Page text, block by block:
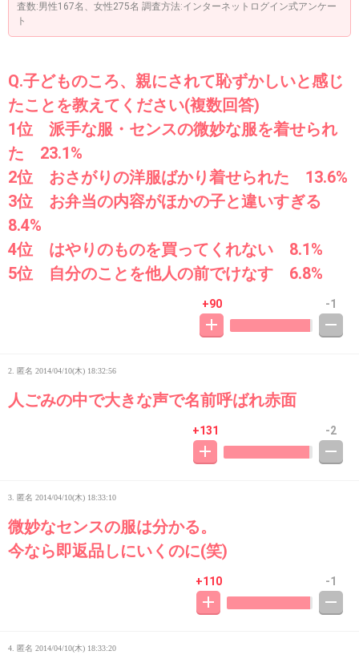
査数:男性167名、女性275名 調査方法:インターネットログイン式アンケー
ト
Q.子どものころ、親にされて恥ずかしいと感じ
たことを教えてください(複数回答)
1位 派手な服・センスの微妙な服を着せられ
た 23.1%
2位 おさがりの洋服ばかり着せられた 13.6%
3位 お弁当の内容がほかの子と違いすぎる
8.4%
4位 はやりのものを買ってくれない 8.1%
5位 自分のことを他人の前でけなす 6.8%
+90 -1
2. 匿名 2014/04/10(木) 18:32:56
人ごみの中で大きな声で名前呼ばれ赤面
+131 -2
3. 匿名 2014/04/10(木) 18:33:10
微妙なセンスの服は分かる。
今なら即返品しにいくのに(笑)
+110 -1
4. 匿名 2014/04/10(木) 18:33:20